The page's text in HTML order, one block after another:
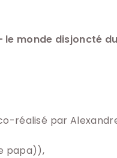
le monde disjoncté
réalisé par
papa)),